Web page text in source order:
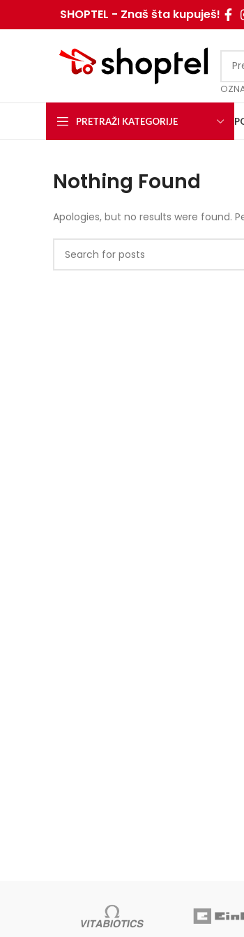
SHOPTEL - Znaš šta kupuješ!
PRETRAŽI KATEGORIJE
Nothing Found
Apologies, but no results were found.